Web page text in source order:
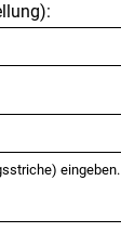
eingeben.